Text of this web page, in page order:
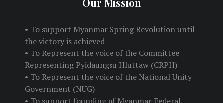
Our Mission
• To support Myanmar Spring Revolution until
the victory is achieved
• To Represent the voice of the Committee
Representing Pyidaungsu Hluttaw (CRPH)
• To Represent the voice of the National Unity
Government (NUG)
• To support founding of Myanmar Federal